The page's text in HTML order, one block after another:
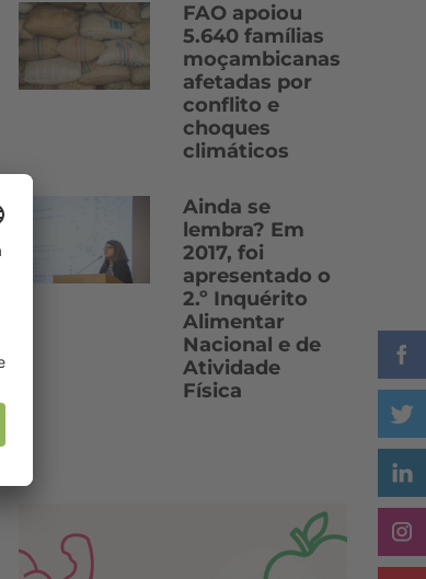
FAO apoiou
5.640 famílias
moçambicanas
afetadas por
conflito e
choques
climáticos
Ainda se
lembra? Em
2017, foi
apresentado o
2.º Inquérito
Alimentar
Nacional e de
Atividade
Física